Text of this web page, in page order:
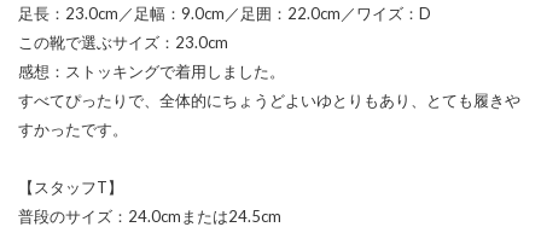
足長：23.0cm／足幅：9.0cm／足囲：22.0cm／ワイズ：D
この靴で選ぶサイズ：23.0cm
感想：ストッキングで着用しました。
すべてぴったりで、全体的にちょうどよいゆとりもあり、とても履きや
すかったです。
【スタッフT】
普段のサイズ：24.0cmまたは24.5cm